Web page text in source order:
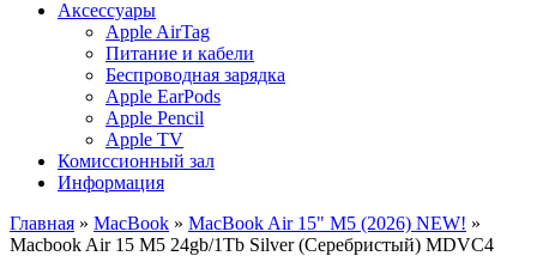
Аксессуары
Apple AirTag
Питание и кабели
Беспроводная зарядка
Apple EarPods
Apple Pencil
Apple TV
Комиссионный зал
Информация
Главная » MacBook » MacBook Air 15" M5 (2026) NEW! »
Macbook Air 15 M5 24gb/1Tb Silver (Серебристый) MDVC4